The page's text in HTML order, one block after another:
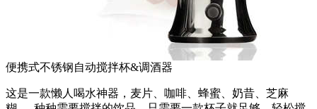
便携式不锈钢自动搅拌杯&调酒器
这是一款懒人喝水神器，麦片、咖啡、蜂蜜、奶昔、芝麻